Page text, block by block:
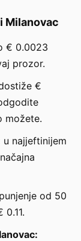
Milanovac
€ 0.0023
prozor.
€
možete.
u najjeftinijem
punjenje od 50